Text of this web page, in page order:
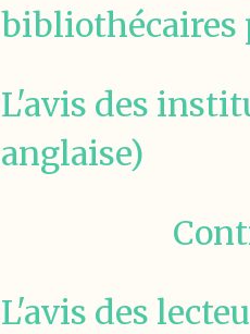
bibliothécaires
L'avis des
anglaise)
L'avis des